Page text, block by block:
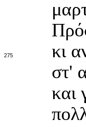
275
κι
στ'
και